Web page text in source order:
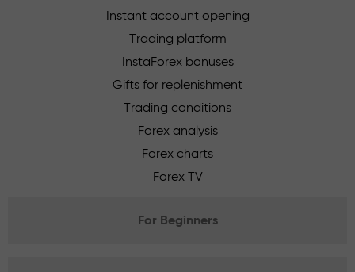
Instant account opening
Trading platform
InstaForex bonuses
Gifts for replenishment
Trading conditions
Forex analysis
Forex charts
Forex TV
For Beginners